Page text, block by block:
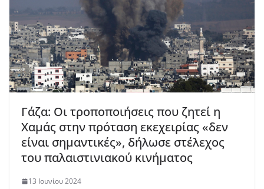
Γάζα: Οι τροποποιήσεις που ζητεί η
Χαμάς στην πρόταση εκεχειρίας «δεν
είναι σημαντικές», δήλωσε στέλεχος
του παλαιστινιακού κινήματος
13 Ιουνίου 2024